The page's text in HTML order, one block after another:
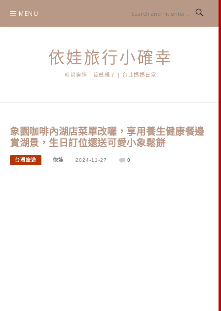
content
MENU
依娃旅行小確幸
時尚穿搭｜質感親子 | 台北媽媽日常
象園咖啡內湖店菜單改囉，享用養生健康餐邊
賞湖景，生日訂位還送可愛小象鬆餅
台灣旅遊 依娃 2024-11-27 0